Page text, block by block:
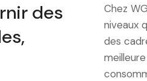
des
Chez
niveaux
des